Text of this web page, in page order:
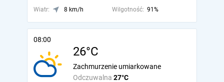
Wiatr: 8 km/h Wilgotność: 91%
08:00
26°C
Odczuwalna 27°C
Zachmurzenie umiarkowane